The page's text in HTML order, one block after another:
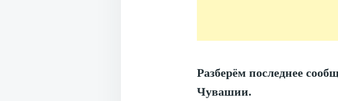
Разберём последнее
Чувашии.